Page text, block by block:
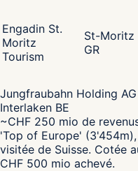
Engadin St.
Moritz
Tourism
St-Moritz
GR
Jungfraubahn Holding AG
Interlaken BE
~CHF 250 mio de
'Top of Europe'
visitée de Suisse. Cotée
CHF 500 mio achevé.